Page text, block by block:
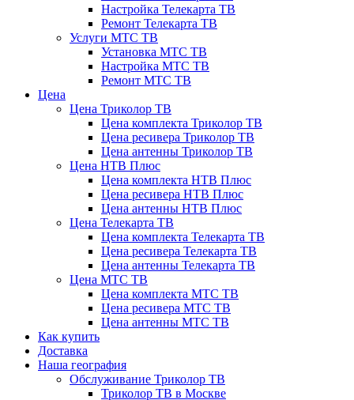
Настройка Телекарта ТВ
Ремонт Телекарта ТВ
Услуги МТС ТВ
Установка МТС ТВ
Настройка МТС ТВ
Ремонт МТС ТВ
Цена
Цена Триколор ТВ
Цена комплекта Триколор ТВ
Цена ресивера Триколор ТВ
Цена антенны Триколор ТВ
Цена НТВ Плюс
Цена комплекта НТВ Плюс
Цена ресивера НТВ Плюс
Цена антенны НТВ Плюс
Цена Телекарта ТВ
Цена комплекта Телекарта ТВ
Цена ресивера Телекарта ТВ
Цена антенны Телекарта ТВ
Цена МТС ТВ
Цена комплекта МТС ТВ
Цена ресивера МТС ТВ
Цена антенны МТС ТВ
Как купить
Доставка
Наша география
Обслуживание Триколор ТВ
Триколор ТВ в Москве